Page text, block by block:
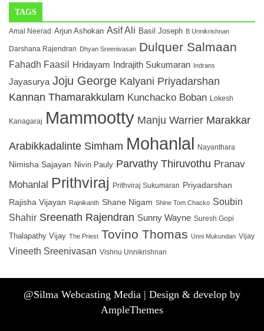
TAGS
Amal Neerad Arjun Ashokan Asif Ali Basil Joseph B Unnikrishnan
Darshana Rajendran Dhyan Sreenivasan Dulquer Salmaan
Fahadh Faasil Hridayam Indrajith Sukumaran Indrans
Jayasurya Joju George Kalyani Priyadarshan
Kannan Thamarakkulam Kunchacko Boban Lokesh
Kanagaraj Mammootty Manju Warrier Marakkar
Arabikkadalinte Simham Mohanlal Nayanthara
Nimisha Sajayan Nivin Pauly Parvathy Thiruvothu Pranav
Mohanlal Prithviraj Prithviraj Sukumaran Priyadarshan
Rajisha Vijayan Rajnikanth Shane Nigam Shine Tom Chacko Soubin
Shahir Sreenath Rajendran Sunny Wayne Suresh Gopi
Thalapathy Vijay The Priest Tovino Thomas Unni Mukundan Vijay
Vineeth Sreenivasan Vishnu Unnikrishnan
@Silma Webcasting Media | Design & develop by
AmpleThemes